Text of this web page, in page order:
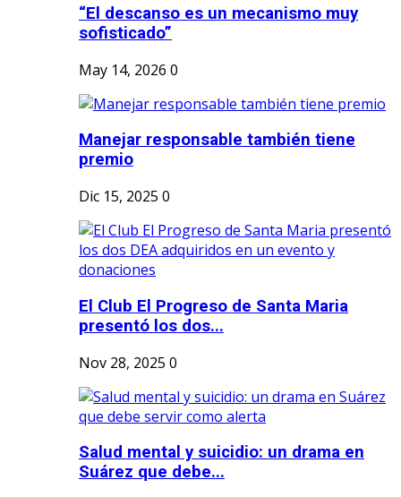
“El descanso es un mecanismo muy
sofisticado”
May 14, 2026 0
Manejar responsable también tiene
premio
Dic 15, 2025 0
El Club El Progreso de Santa Maria
presentó los dos...
Nov 28, 2025 0
Salud mental y suicidio: un drama en
Suárez que debe...